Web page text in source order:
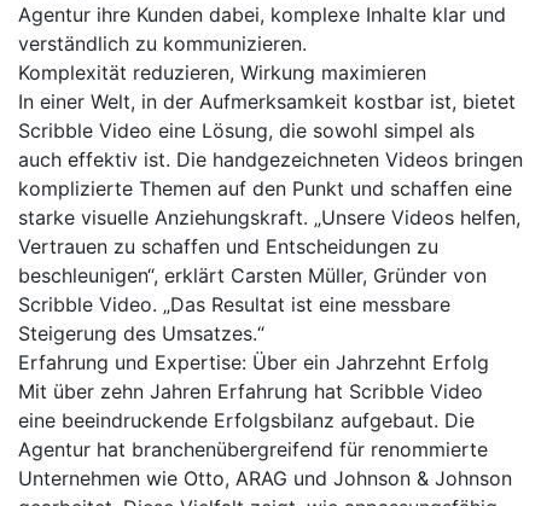
Agentur ihre Kunden dabei, komplexe Inhalte klar und
verständlich zu kommunizieren.
Komplexität reduzieren, Wirkung maximieren
In einer Welt, in der Aufmerksamkeit kostbar ist, bietet
Scribble Video eine Lösung, die sowohl simpel als
auch effektiv ist. Die handgezeichneten Videos bringen
komplizierte Themen auf den Punkt und schaffen eine
starke visuelle Anziehungskraft. „Unsere Videos helfen,
Vertrauen zu schaffen und Entscheidungen zu
beschleunigen“, erklärt Carsten Müller, Gründer von
Scribble Video. „Das Resultat ist eine messbare
Steigerung des Umsatzes.“
Erfahrung und Expertise: Über ein Jahrzehnt Erfolg
Mit über zehn Jahren Erfahrung hat Scribble Video
eine beeindruckende Erfolgsbilanz aufgebaut. Die
Agentur hat branchenübergreifend für renommierte
Unternehmen wie Otto, ARAG und Johnson & Johnson